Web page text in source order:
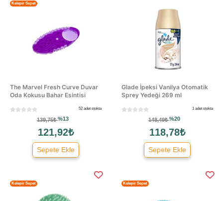
The Marvel Fresh Curve Duvar
Oda Kokusu Bahar Esintisi
Kelepir Sepet
52 adet stokta
139,75₺%13
121,92₺
Sepete Ekle
Glade İpeksi Vanilya Otomatik
Sprey Yedeği 269 ml
1 adet stokta
148,49₺%20
118,78₺
Sepete Ekle
Kelepir Sepet Kelepir Sepet